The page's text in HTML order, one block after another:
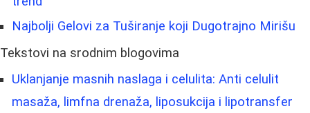
Najbolji Gelovi za Tuširanje koji Dugotrajno Mirišu
Tekstovi na srodnim blogovima
Uklanjanje masnih naslaga i celulita: Anti celulit
masaža, limfna drenaža, liposukcija i lipotransfer